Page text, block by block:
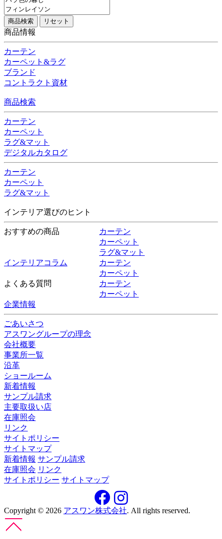
商品情報
カーテン
カーペット&ラグ
ブランド
コントラクト資材
商品検索
カーテン
カーペット
ラグ&マット
デジタルカタログ
カーテン
カーペット
ラグ&マット
インテリア選びのヒント
おすすめの商品
カーテン
カーペット
ラグ&マット
インテリアコラム
カーテン
カーペット
よくある質問
カーテン
カーペット
企業情報
ごあいさつ
アスワングループの理念
会社概要
事業所一覧
沿革
ショールーム
新着情報
サンプル請求
主要取扱い店
在庫照会
リンク
サイトポリシー
サイトマップ
新着情報 サンプル請求
在庫照会 リンク
サイトポリシー サイトマップ
Copyright © 2026 アスワン株式会社. All rights reserved.